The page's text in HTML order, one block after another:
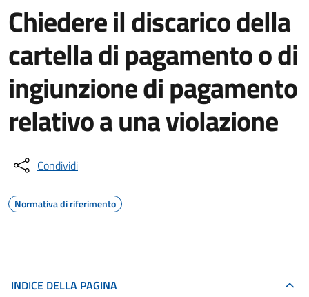
Chiedere il discarico della
cartella di pagamento o di
ingiunzione di pagamento
relativo a una violazione
Condividi
Normativa di riferimento
INDICE DELLA PAGINA